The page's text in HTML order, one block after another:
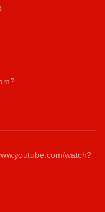
watch?